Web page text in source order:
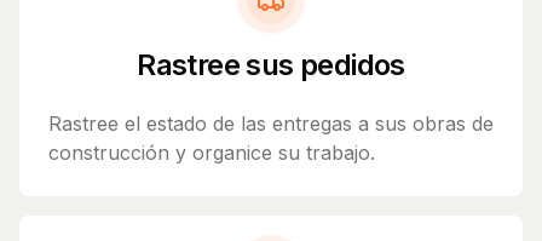
Rastree sus pedidos
Rastree el estado de las entregas a sus obras de
construcción y organice su trabajo.